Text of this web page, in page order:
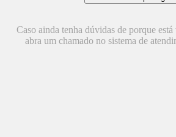
Caso ainda tenha dúvidas de porque está
abra um chamado no sistema de